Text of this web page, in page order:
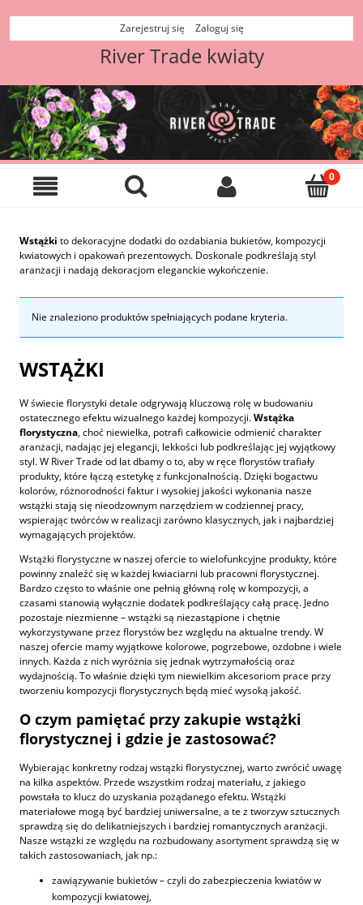
Zarejestruj się Zaloguj się
River Trade kwiaty
Wstążki to dekoracyjne dodatki do ozdabiania bukietów, kompozycji
kwiatowych i opakowań prezentowych. Doskonale podkreślają styl
aranżacji i nadają dekoracjom eleganckie wykończenie.
Nie znaleziono produktów spełniających podane kryteria.
WSTĄŻKI
W świecie florystyki detale odgrywają kluczową rolę w budowaniu
ostatecznego efektu wizualnego każdej kompozycji.Wstążka
florystyczna, choć niewielka, potrafi całkowicie odmienić charakter
aranżacji, nadając jej elegancji, lekkości lub podkreślając jej wyjątkowy
styl. W River Trade od lat dbamy o to, aby w ręce florystów trafiały
produkty, które łączą estetykę z funkcjonalnością. Dzięki bogactwu
kolorów, różnorodności faktur i wysokiej jakości wykonania nasze
wstążki stają się nieodzownym narzędziem w codziennej pracy,
wspierając twórców w realizacji zarówno klasycznych, jak i najbardziej
wymagających projektów.
Wstążki florystyczne w naszej ofercie to wielofunkcyjne produkty, które
powinny znaleźć się w każdej kwiaciarni lub pracowni florystycznej.
Bardzo często to właśnie one pełnią główną rolę w kompozycji, a
czasami stanowią wyłącznie dodatek podkreślający całą pracę. Jedno
pozostaje niezmienne – wstążki są niezastąpione i chętnie
wykorzystywane przez florystów bez względu na aktualne trendy. W
naszej ofercie mamy wyjątkowe kolorowe, pogrzebowe, ozdobne i wiele
innych. Każda z nich wyróżnia się jednak wytrzymałością oraz
wydajnością. To właśnie dzięki tym niewielkim akcesoriom prace przy
tworzeniu kompozycji florystycznych będą mieć wysoką jakość.
O czym pamiętać przy zakupie wstążki
florystycznej i gdzie je zastosować?
Wybierając konkretny rodzaj wstążki florystycznej, warto zwrócić uwagę
na kilka aspektów. Przede wszystkim rodzaj materiału, z jakiego
powstała to klucz do uzyskania pożądanego efektu. Wstążki
materiałowe mogą być bardziej uniwersalne, a te z tworzyw sztucznych
sprawdzą się do delikatniejszych i bardziej romantycznych aranżacji.
Nasze wstążki ze względu na rozbudowany asortyment sprawdzą się w
takich zastosowaniach, jak np.:
zawiązywanie bukietów – czyli do zabezpieczenia kwiatów w
kompozycji kwiatowej,